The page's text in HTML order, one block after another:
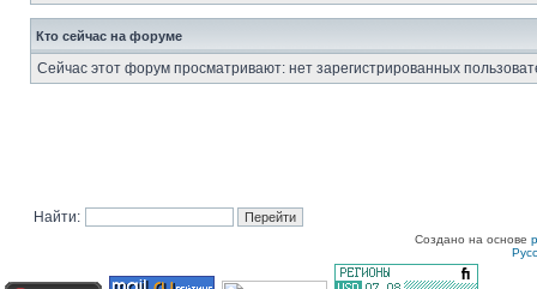
Кто сейчас на форуме
Сейчас этот форум просматривают: нет зарегистрированных
Найти:
Создано на основе